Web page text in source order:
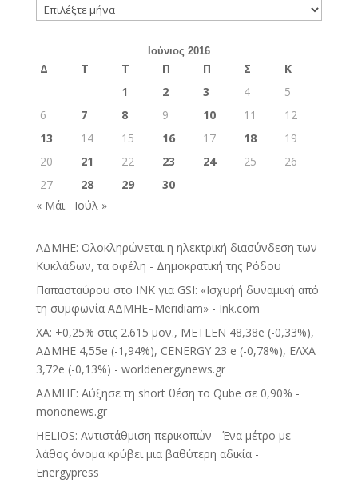
Ιστορικό
Ιούνιος 2016
Δ Τ Τ Π Π Σ
Κ
1
2 3 4
5
6
7 8 9 10 11
12
13
14 15 16 17 18
19
20
21 22 23 24 25
26
27
28 29
30
« Μάι
Ιούλ »
ΑΔΜΗΕ: Ολοκληρώνεται η ηλεκτρική διασύνδεση των
Κυκλάδων, τα οφέλη - Δημοκρατική της Ρόδου
Παπασταύρου στο INK για GSI: «Ισχυρή δυναμική από
τη συμφωνία ΑΔΜΗΕ–Meridiam» - Ink.com
ΧΑ: +0,25% στις 2.615 μον., METLEN 48,38e (-0,33%),
ΑΔΜΗΕ 4,55e (-1,94%), CENERGY 23 e (-0,78%), ΕΛΧΑ
3,72e (-0,13%) - worldenergynews.gr
ΑΔΜΗΕ: Αύξησε τη short θέση το Qube σε 0,90% -
mononews.gr
HELIOS: Αντιστάθμιση περικοπών - Ένα μέτρο με
λάθος όνομα κρύβει μια βαθύτερη αδικία -
Energypress